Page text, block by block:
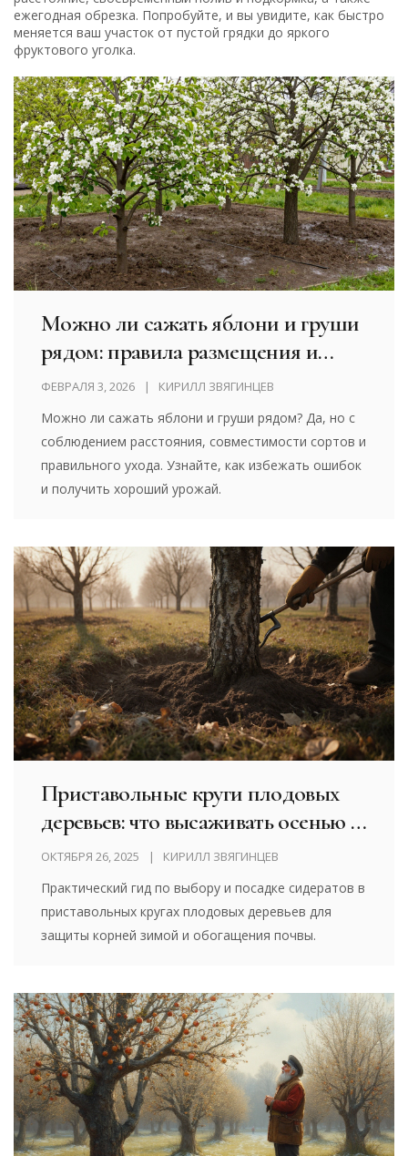
ежегодная обрезка. Попробуйте, и вы увидите, как быстро
меняется ваш участок от пустой грядки до яркого
фруктового уголка.
Можно ли сажать яблони и груши
рядом: правила размещения и
совместимость
ФЕВРАЛЯ 3, 2026 КИРИЛЛ ЗВЯГИНЦЕВ
Можно ли сажать яблони и груши рядом? Да, но с
соблюдением расстояния, совместимости сортов и
правильного ухода. Узнайте, как избежать ошибок
и получить хороший урожай.
Приставольные круги плодовых
деревьев: что высаживать осенью в
саду
ОКТЯБРЯ 26, 2025 КИРИЛЛ ЗВЯГИНЦЕВ
Практический гид по выбору и посадке сидератов в
приставольных кругах плодовых деревьев для
защиты корней зимой и обогащения почвы.